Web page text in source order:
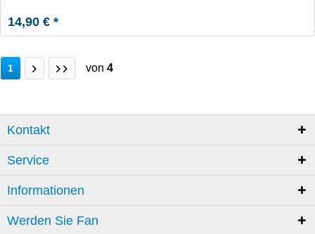
14,90 € *
1 von 4
Kontakt
Service
Informationen
Werden Sie Fan